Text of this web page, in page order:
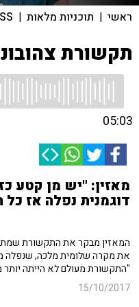
ראשי | תוכניות מלאות |
תקשורת
05:03
מאזין: "יש מן קטע
דוגמנית נפלה אז
המאזין מבקר את התקשורת
את מקרה שלומית מלכה, שנפלה
"התקשורת מעולם לא הייתה יותר
15/10/2017